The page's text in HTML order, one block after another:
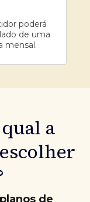
poderá
de uma
mensal.
a
planos de